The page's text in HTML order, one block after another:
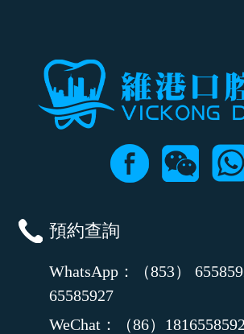
預約查詢
WhatsApp：（853）
65585927
WeChat：（86）